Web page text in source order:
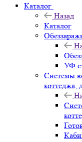
Каталог
Назад
Каталог
УФ
Системы
коттеджа,